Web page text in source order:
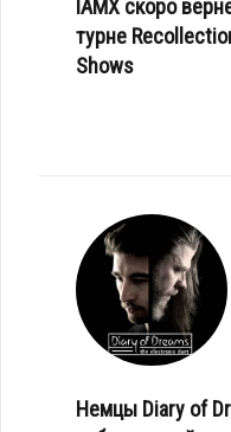
IAMX скоро
турне
Shows
Немцы Diary of